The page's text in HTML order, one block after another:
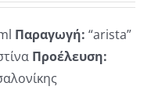
Παραγωγή: “arista”
Προέλευση: